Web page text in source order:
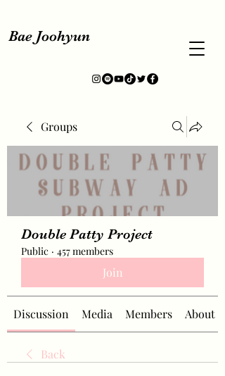
Bae Joohyun
Groups
Double Patty Project
Public · 457 members
Join
Discussion Media Members About
Back